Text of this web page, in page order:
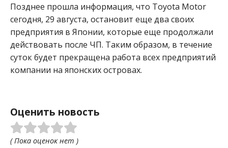
Позднее прошла информация, что Toyota Motor
сегодня, 29 августа, остановит еще два своих
предприятия в Японии, которые еще продолжали
действовать после ЧП. Таким образом, в течение
суток будет прекращена работа всех предприятий
компании на японских островах.
Оценить новость
( Пока оценок нет )